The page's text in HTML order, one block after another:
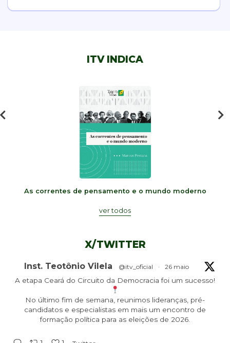
ITV INDICA
As correntes de pensamento e o mundo moderno
ver todos
X/TWITTER
Inst. Teotônio Vilela @itv_oficial · 26 maio
No último fim de semana, reunimos lideranças, pré-
candidatos e especialistas em mais um encontro de
formação política para as eleições de 2026.